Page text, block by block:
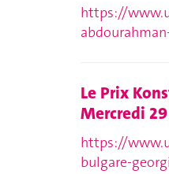
https://
Le Prix
Mercredi
https://
bulgare-